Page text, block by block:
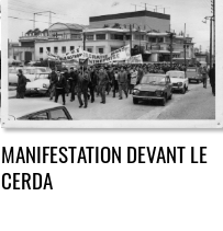
MANIFESTATION DEVANT LE
CERDA